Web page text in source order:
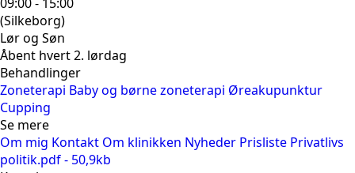
(Silkeborg)
Lør og Søn
Åbent hvert 2. lørdag
Behandlinger
Zoneterapi Baby og børne zoneterapi Øreakupunktur
Cupping
Se mere
Om mig Kontakt Om klinikken Nyheder Prisliste Privatlivs
politik.pdf - 50,9kb